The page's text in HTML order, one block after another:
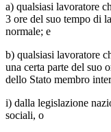
a) qualsiasi lavoratore
3 ore del suo tempo di
normale; e
b) qualsiasi lavoratore
una certa parte del suo
dello Stato membro
i) dalla legislazione
sociali, o